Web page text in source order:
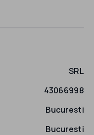
SRL
43066998
Bucuresti
Bucuresti